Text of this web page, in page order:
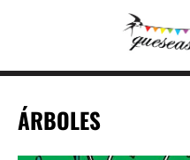
ÁRBOLES